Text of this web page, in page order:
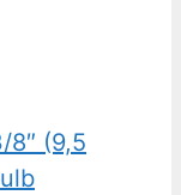
8″ (9,5